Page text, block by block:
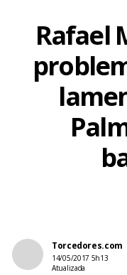
Rafael
Torcedores.com
14/05/2017 5h13
Atualizada